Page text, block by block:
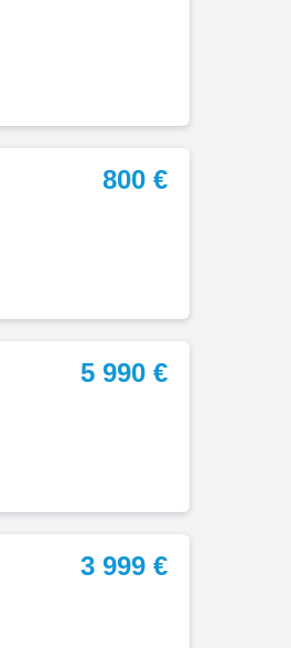
800 €
5 990 €
3 999 €